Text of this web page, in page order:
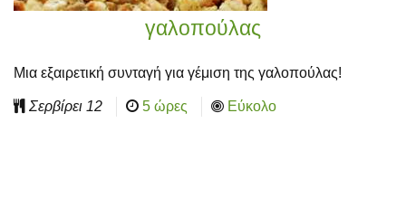
γαλοπούλας
Μια εξαιρετική συνταγή για γέμιση της γαλοπούλας!
Σερβίρει 12 5 ώρες Εύκολο